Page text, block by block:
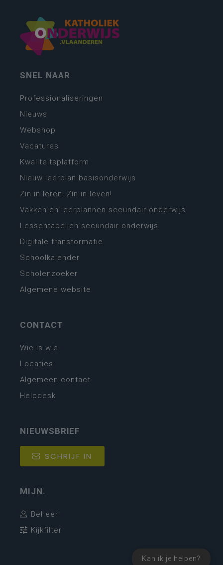
Kan ik je helpen?
SNEL NAAR
Professionaliseringen
Nieuws
Webshop
Vacatures
Kwaliteitsplatform
Nieuw leerplan basisonderwijs
Zin in leren! Zin in leven!
Vakken en leerplannen secundair onderwijs
Lessentabellen secundair onderwijs
Digitale transformatie
Schoolkalender
Scholenzoeker
Algemene website
CONTACT
Wie is wie
Locaties
Algemeen contact
Helpdesk
NIEUWSBRIEF
SCHRIJF IN
MIJN.
Beheer
Kijkfilter